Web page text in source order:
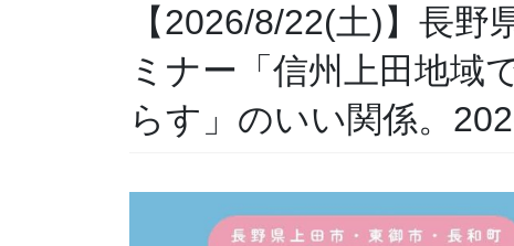
【2026/8/22(土)】長野
ミナー「信州上田地域
らす」のいい関係。